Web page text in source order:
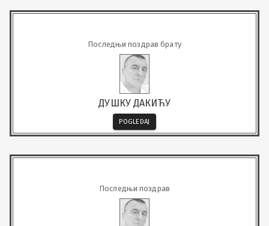
Последњи поздрав брату
ДУШКУ ДАКИЋУ
POGLEDAJ
Последњи поздрав